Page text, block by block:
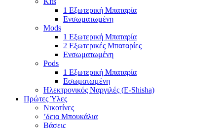
1 Εξωτερική Μπαταρία
Ενσωματωμένη
Mods
1 Εξωτερική Μπαταρία
2 Εξωτερικές Μπαταρίες
Ενσωματωμένη
Pods
1 Εξωτερική Μπαταρία
Εσωματωμένη
Ηλεκτρονικός Ναργιλές (E-Shisha)
Πρώτες Ύλες
Νικοτίνες
’δεια Μπουκάλια
Βάσεις